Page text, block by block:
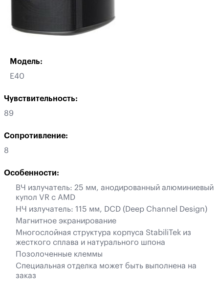
Модель:
E40
Чувствительность:
89
Сопротивление:
8
Особенности:
ВЧ излучатель: 25 мм, анодированный алюминиевый
купол VR с AMD
НЧ излучатель: 115 мм, DCD (Deep Channel Design)
Магнитное экранирование
Многослойная структура корпуса StabiliTek из
жесткого сплава и натурального шпона
Позолоченные клеммы
Специальная отделка может быть выполнена на
заказ